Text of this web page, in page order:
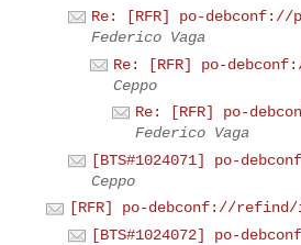
Re: [RFR] po-
Federico Vaga
Re: [RFR] po-
Ceppo
Re: [RFR] po-
Federico Vaga
[BTS#1024071] po-
Ceppo
[RFR] po-debconf://
[BTS#1024072] po-